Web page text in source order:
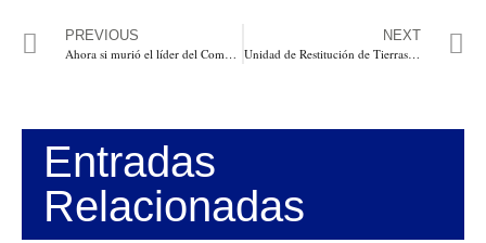
PREVIOUS
Ahora si murió el líder del Comunismo Fidel Castro
NEXT
Unidad de Restitución de Tierras se reúne con víctimas grupos étnicos en Panamá
Entradas
Relacionadas